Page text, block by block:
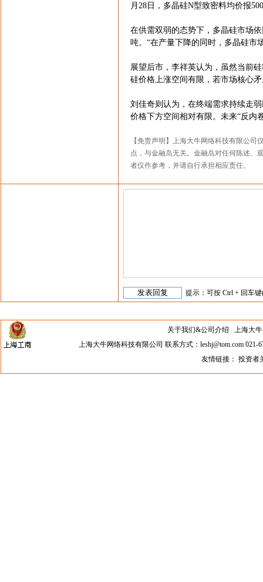
月28日，多晶硅N型致密料均价报
在供需双弱的态势下，多晶硅市场
吨。“在产量下降的同时，多晶硅市
展望后市，李祥英认为，虽然当前
硅价格上涨空间有限，若市场核心
刘佳奇则认为，在终端需求持续走
价格下方空间相对有限。未来“反内
【免责声明】上海大牛网络科技有限公
点，与金融岛无关。金融岛对任何陈述、
者仅作参考，并请自行承担相应责任。
提示：可按 Ctrl + 回车
关于我们&公司介绍 上海大牛
上海大牛网络科技有限公司 联系方式：leshj@tom.com
友情链接：投资者